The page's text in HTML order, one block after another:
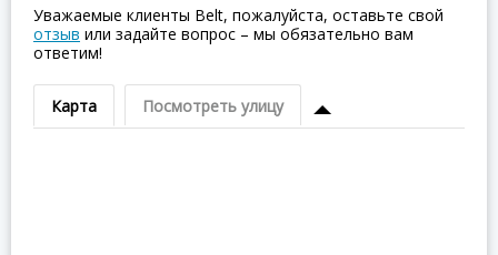
Уважаемые клиенты Belt, пожалуйста, оставьте свой
отзыв или задайте вопрос – мы обязательно вам
ответим!
Карта Посмотреть улицу